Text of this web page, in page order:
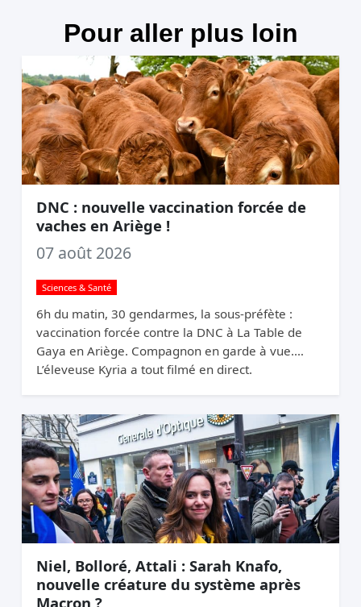
Pour aller plus loin
DNC : nouvelle vaccination forcée de
vaches en Ariège !
07 août 2026
Sciences & Santé
6h du matin, 30 gendarmes, la sous-préfète :
vaccination forcée contre la DNC à La Table de
Gaya en Ariège. Compagnon en garde à vue.
L’éleveuse Kyria a tout filmé en direct.
Niel, Bolloré, Attali : Sarah Knafo,
nouvelle créature du système après
Macron ?